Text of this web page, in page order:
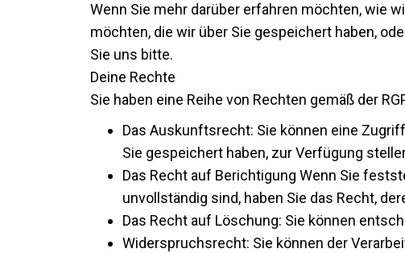
Wenn Sie mehr darüber erfahren möchten, wie
möchten, die wir über Sie gespeichert haben,
Sie uns bitte.
Deine Rechte
Sie haben eine Reihe von Rechten gemäß der
Das Auskunftsrecht: Sie können eine
Sie gespeichert haben, zur Verfügung
Das Recht auf Berichtigung Wenn Sie
unvollständig sind, haben Sie das Recht,
Das Recht auf Löschung: Sie können
Widerspruchsrecht: Sie können der